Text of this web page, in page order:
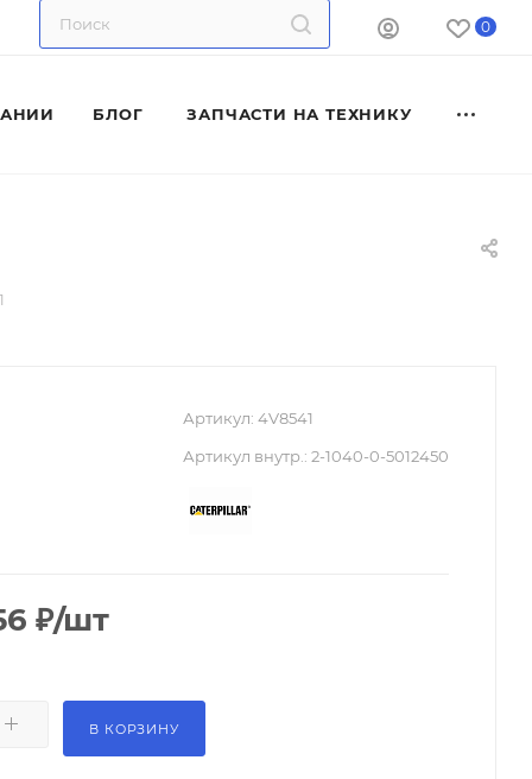
0
БЛОГ ЗАПЧАСТИ НА ТЕХНИКУ
Артикул: 4V8541
Артикул внутр.: 2-1040-0-5012450
₽/шт
В КОРЗИНУ